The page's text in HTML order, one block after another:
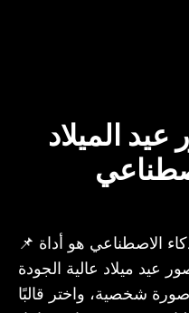
الميلاد
📌 مولد صور عيد الميلاد بالذكاء الاصطناعي هو أداة
عيد ميلاد عالية الجودة
شخصية، واختر قالبًا